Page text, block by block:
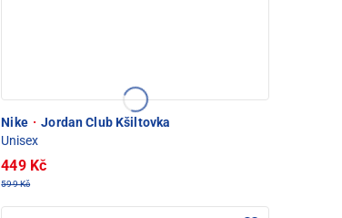
Nike · Jordan Club Kšiltovka
Unisex
449 Kč
599 Kč